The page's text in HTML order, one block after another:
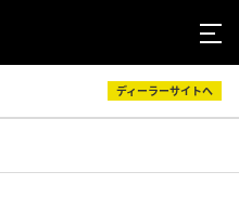
ディーラーサイトへ